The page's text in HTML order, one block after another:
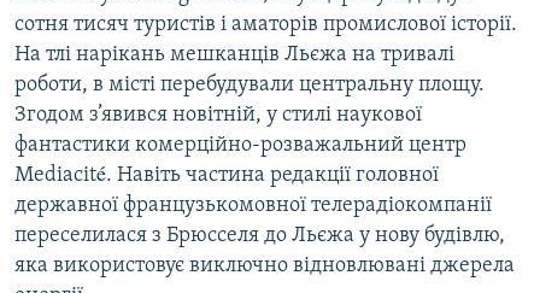
сотня тисяч туристів і аматорів промислової історії.
На тлі нарікань мешканців Льєжа на тривалі
роботи, в місті перебудували центральну площу.
Згодом з’явився новітній, у стилі наукової
фантастики комерційно-розважальний центр
Mediacité. Навіть частина редакції головної
державної французькомовної телерадіокомпанії
переселилася з Брюсселя до Льєжа у нову будівлю,
яка використовує виключно відновлювані джерела